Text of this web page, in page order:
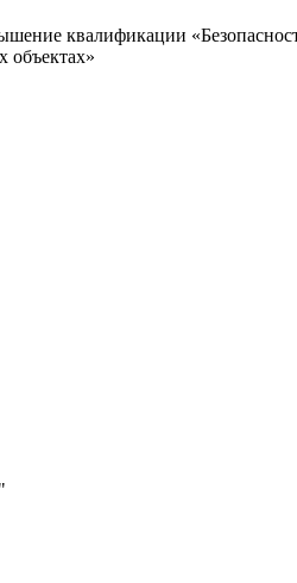
квалификации
объектах»